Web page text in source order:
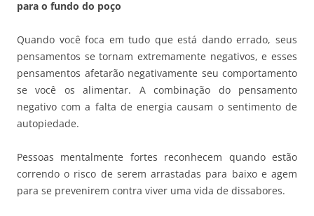
para o fundo do poço
Quando você foca em tudo que está dando errado, seus
pensamentos se tornam extremamente negativos, e esses
pensamentos afetarão negativamente seu comportamento
se você os alimentar. A combinação do pensamento
negativo com a falta de energia causam o sentimento de
autopiedade.
Pessoas mentalmente fortes reconhecem quando estão
correndo o risco de serem arrastadas para baixo e agem
para se prevenirem contra viver uma vida de dissabores.